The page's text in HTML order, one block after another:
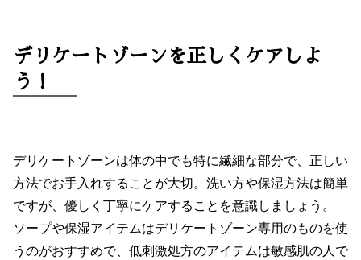
デリケートゾーンを正しくケアしよ
う！
デリケートゾーンは体の中でも特に繊細な部分で、正しい
方法でお手入れすることが大切。洗い方や保湿方法は簡単
ですが、優しく丁寧にケアすることを意識しましょう。
ソープや保湿アイテムはデリケートゾーン専用のものを使
うのがおすすめで、低刺激処方のアイテムは敏感肌の人で